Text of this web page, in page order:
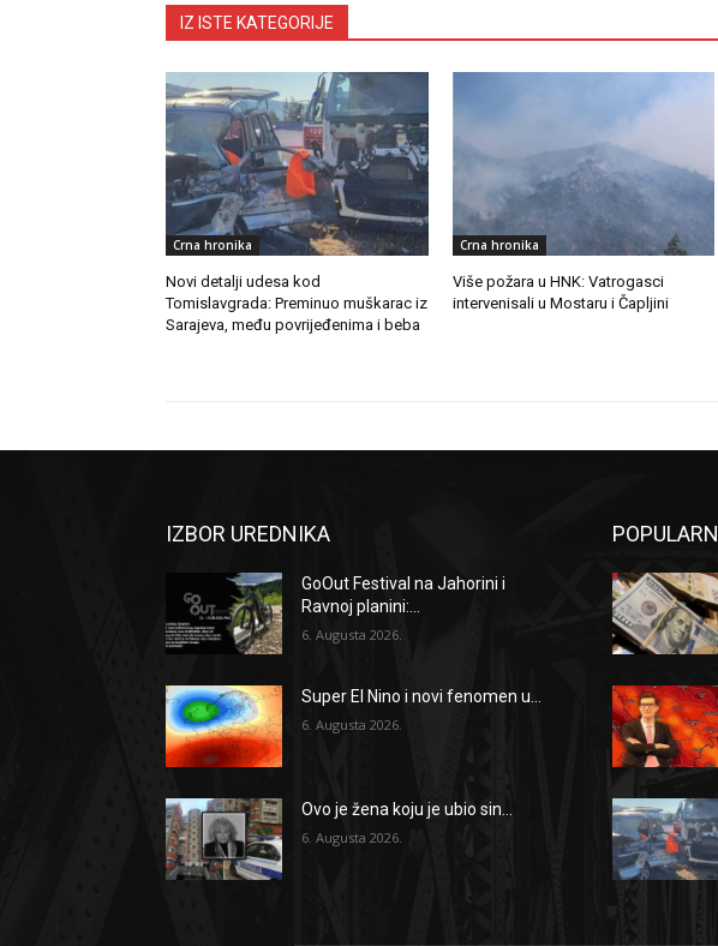
IZ ISTE KATEGORIJE
Crna hronika
Novi detalji udesa kod
Tomislavgrada: Preminuo muškarac iz
Sarajeva, među povrijeđenima i beba
Crna hronika
Više požara u HNK: Vatrogasci
intervenisali u Mostaru i Čapljini
IZBOR UREDNIKA
GoOut Festival na Jahorini i
Ravnoj planini:...
6. Augusta 2026.
Super El Nino i novi fenomen u...
6. Augusta 2026.
Ovo je žena koju je ubio sin...
6. Augusta 2026.